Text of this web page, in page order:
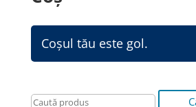
Coșul tău este gol.